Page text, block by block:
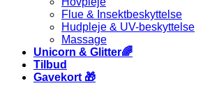
Flue & Insektbeskyttelse
Hudpleje & UV-beskyttelse
Massage
Unicorn & Glitter🌈
Tilbud
Gavekort 🎁